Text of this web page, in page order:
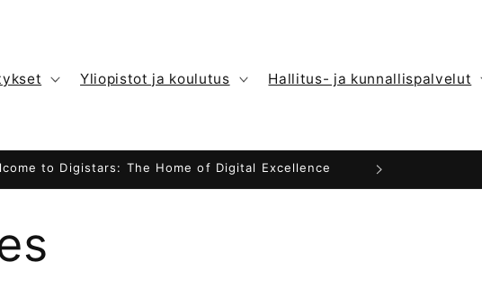
Yliopistot ja koulutus Hallitus- ja kunnallispalvelut
to Digistars: The Home of Digital Excellence